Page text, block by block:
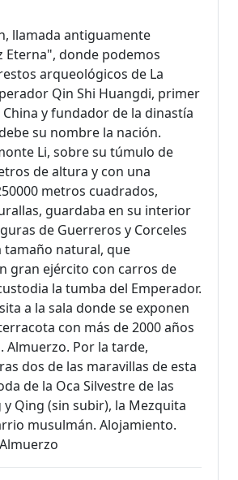
llamada antiguamente
Eterna", donde podemos
arqueológicos de La
Qin Shi Huangdi, primer
y fundador de la dinastía
su nombre la nación.
Li, sobre su túmulo de
de altura y con una
metros cuadrados,
guardaba en su interior
de Guerreros y Corceles
tamaño natural, que
gran ejército con carros de
la tumba del Emperador.
a la sala donde se exponen
con más de 2000 años
Almuerzo. Por la tarde,
dos de las maravillas de esta
de la Oca Silvestre de las
Qing (sin subir), la Mezquita
musulmán. Alojamiento.
Almuerzo